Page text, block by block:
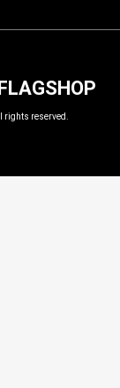
rights reserved.